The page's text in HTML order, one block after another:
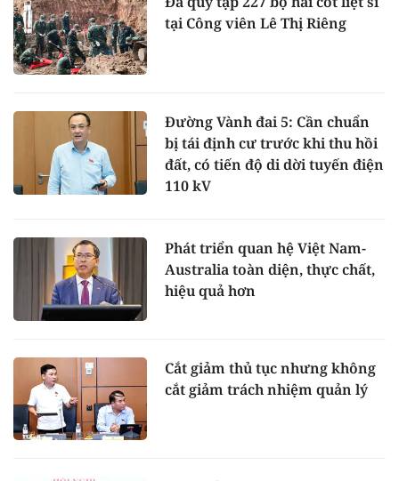
tại Công viên Lê Thị Riêng
Đường Vành đai 5: Cần chuẩn
bị tái định cư trước khi thu hồi
đất, có tiến độ di dời tuyến điện
110 kV
Phát triển quan hệ Việt Nam-
Australia toàn diện, thực chất,
hiệu quả hơn
Cắt giảm thủ tục nhưng không
cắt giảm trách nhiệm quản lý